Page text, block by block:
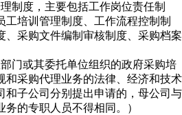
制度，主要包括工作岗位责任制
工培训管理制度、工作流程控制制
、采购文件编制审核制度、采购档案
门或其委托单位组织的政府采购培
和采购代理业务的法律、经济和技术
和子公司分别提出申请的，母公司与
的专职人员不得相同。）